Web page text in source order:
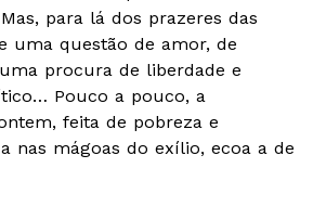
para lá dos prazeres das
uma questão de amor, de
procura de liberdade e
Pouco a pouco, a
feita de pobreza e
nas mágoas do exílio, ecoa a de